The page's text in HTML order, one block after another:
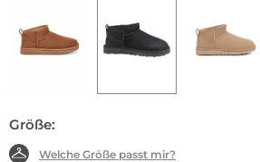
Größe:
Welche Größe passt mir?